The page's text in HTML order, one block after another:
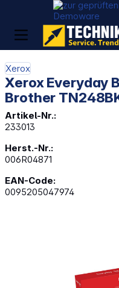
Xerox
Xerox Everyday
Brother
Artikel-Nr.:
233013
Herst.-Nr.:
006R04871
EAN-Code:
0095205047974